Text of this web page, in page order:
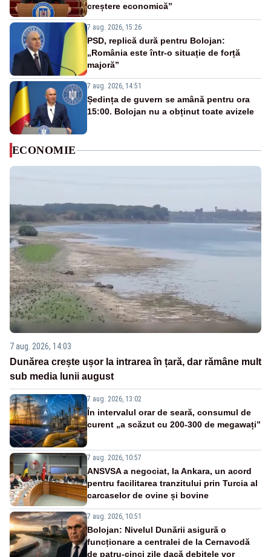
creștere economică”
7 aug. 2026, 15:26
PSD, replică dură pentru Bolojan:
„România este într-o situație de forță
majoră”
7 aug. 2026, 14:51
Ședința de guvern se amână pentru ora
15:00. Bolojan nu a obținut toate avizele
ECONOMIE
7 aug. 2026, 14:03
Dunărea crește ușor la intrarea în țară, dar rămâne mult
sub media lunii august
7 aug. 2026, 13:02
În intervalul orar de seară, consumul de
curent „a scăzut cu 200-300 de megawați”
7 aug. 2026, 10:57
ANSVSA a negociat, la Ankara, un acord
pentru facilitarea tranzitului prin Turcia al
carcaselor de ovine și bovine
7 aug. 2026, 10:51
Bolojan: Nivelul Dunării asigură o
funcționare a centralei de la Cernavodă
de patru-cinci zile dacă debitele vor